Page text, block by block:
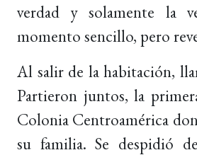
verdad y solamente la
momento sencillo, pero
Al salir de la habitación,
Partieron juntos, la
Colonia Centroamérica
su familia. Se despidió